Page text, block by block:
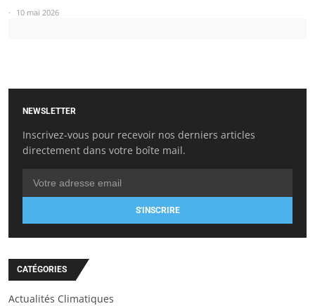
10 mai 2026
NEWSLETTER
Inscrivez-vous pour recevoir nos derniers articles
directement dans votre boîte mail.
S'INSCRIRE
CATÉGORIES
Actualités Climatiques